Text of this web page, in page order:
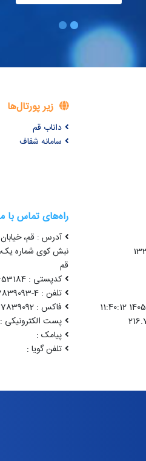
زیر پورتال‌ها
داناب قم
سامانه شفاف
راه‌های تماس با
آدرس : قم،
نبش کوی شماره
قم
کدپستی : 3715653184
تلفن : 4-37839093-025
فاکس : 37839092-025
پست الکترونیکی : info@qmrw.ir
پیامک :
تلفن گویا :